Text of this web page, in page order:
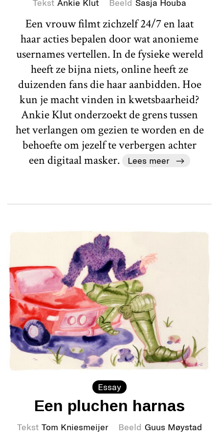
Tekst Ankie Klut Beeld Sasja Houba
Een vrouw filmt zichzelf 24/7 en laat
haar acties bepalen door wat anonieme
usernames vertellen. In de fysieke wereld
heeft ze bijna niets, online heeft ze
duizenden fans die haar aanbidden. Hoe
kun je macht vinden in kwetsbaarheid?
Ankie Klut onderzoekt de grens tussen
het verlangen om gezien te worden en de
behoefte om jezelf te verbergen achter
een digitaal masker.
Lees meer
Essay
Een pluchen harnas
Tekst Tom Kniesmeijer Beeld Guus Møystad